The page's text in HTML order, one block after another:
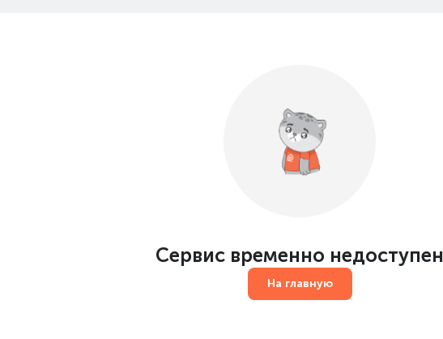
Сервис временно недоступен
На главную